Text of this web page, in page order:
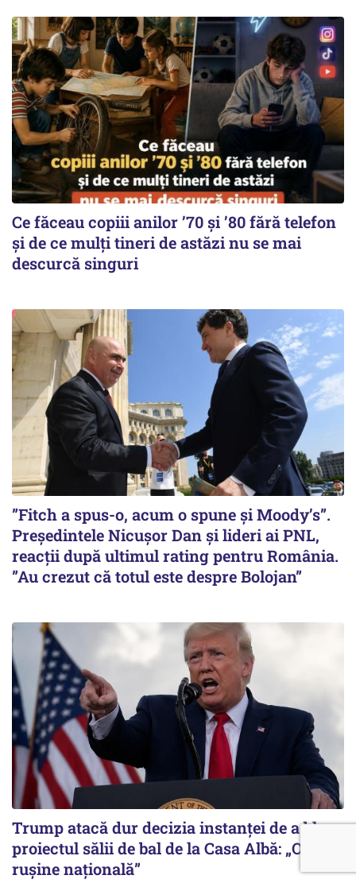
Ce făceau copiii anilor ’70 și ’80 fără telefon
și de ce mulți tineri de astăzi nu se mai
descurcă singuri
”Fitch a spus-o, acum o spune și Moody’s”.
Președintele Nicușor Dan și lideri ai PNL,
reacții după ultimul rating pentru România.
”Au crezut că totul este despre Bolojan”
Trump atacă dur decizia instanţei de a bloca
proiectul sălii de bal de la Casa Albă: „O
ruşine naţională”